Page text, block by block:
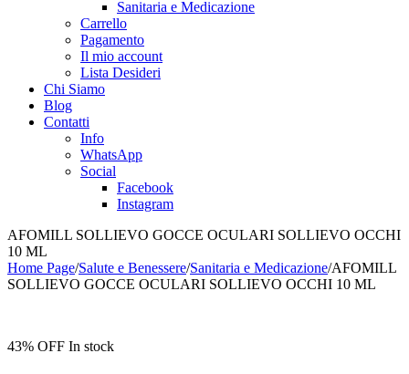
Sanitaria e Medicazione
Carrello
Pagamento
Il mio account
Lista Desideri
Chi Siamo
Blog
Contatti
Info
WhatsApp
Social
Facebook
Instagram
AFOMILL SOLLIEVO GOCCE OCULARI SOLLIEVO OCCHI
10 ML
Home Page/Salute e Benessere/Sanitaria e Medicazione/AFOMILL
SOLLIEVO GOCCE OCULARI SOLLIEVO OCCHI 10 ML
43% OFF In stock